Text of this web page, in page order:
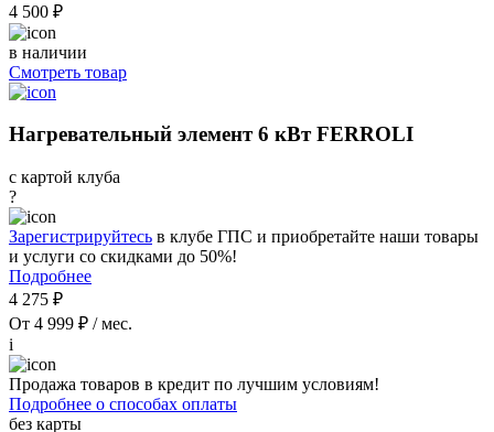
4 500 ₽
в наличии
Смотреть товар
Нагревательный элемент 6 кВт FERROLI
с картой клуба
?
Зарегистрируйтесь в клубе ГПС и приобретайте наши товары
и услуги со скидками до 50%!
Подробнее
4 275 ₽
От 4 999 ₽ / мес.
i
Продажа товаров в кредит по лучшим условиям!
Подробнее о способах оплаты
без карты